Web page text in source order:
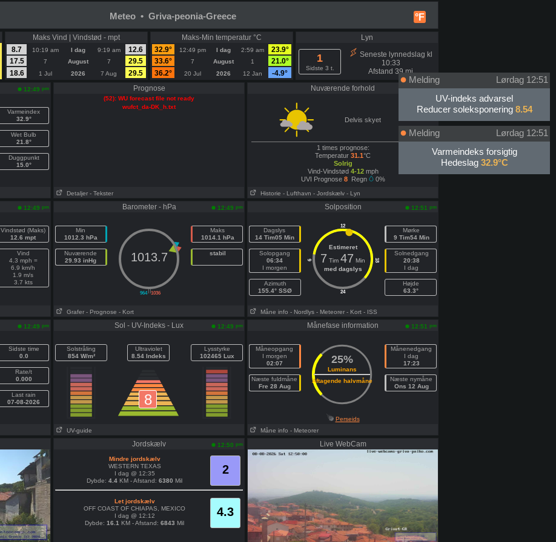
°F
Meteo • Griva-peonia-Greece
Maks Vind | Vindstød - mpt
8.7
10:19 am I dag 9:19 am
12.6
17.5
7 August 7
29.5
18.6
1 Jul 2026 7 Aug 29.5
Maks-Min temperatur °C
32.9°
12:49 pm I dag 2:59 am
23.9°
33.6°
7 August 1
21.0°
36.2°
20 Jul 2026 12 Jan -4.9°
Lyn
1
Sidste 3 t.
Seneste lynnedslag kl
10:33
Afstand 39 mi
12:49 pm
Varmeindex
32.9°
Wet Bulb
21.8°
Duggpunkt
15.0°
Prognose
(52): WU forecast file not ready
wufct_da-DK_h.txt
Detaljer - Tekster
Nuværende forhold 12:20pm
Delvis skyet
1 times prognose:
Temperatur 31.1°C
Solrig
Vind-Vindstød 4-12mph
UVI Prognose 8Regn 0%
Historie - Lufthavn - Jordskælv - Lyn
12:49 pm
Vindstød (Maks)
12.6 mpt
Vind
4.3 mph =
6.9 km/h
1.9 m/s
3.7 kts
Barometer - hPa 12:49 pm
Min
1012.3 hPa
Nuværende
29.93 inHg
||
964 1036
1013.7
Maks
1014.1 hPa
stabil
Grafer - Prognose - Kort
Solposition 12:51 pm
Dagslys
14 Tim05 Min
Solopgang
06:34
I morgen
Azimuth
155.4° SSØ
12
24
6 18
Estimeret
7 Tim 47 Min
med dagslys
Mørke
9 Tim54 Min
Solnedgang
20:38
I dag
Højde
63.3°
Måne info - Nordlys - Meteorer - Kort - ISS
12:49 pm
Sidste time
0.0
Rate/t
0.000
Last rain
07-08-2026
Sol - UV-Indeks - Lux 12:49 pm
Solstråling
854 W/m²
Ultraviolet
8.54 Indeks
8
Lysstyrke
102465 Lux
UV-guide
Månefase information 12:51 pm
Måneopgang
I morgen
02:07
Næste fuldmåne
Fre 28 Aug
25%
Luminans
Aftagende halvmåne
Månenedgang
I dag
17:23
Næste nymåne
Ons 12 Aug
Perseids
Måne info - Meteorer
Jordskælv 12:50 pm
2
Mindre jordskælv
WESTERN TEXAS
I dag @ 12:35
Dybde: 4.4 KM - Afstand: 6380 Mil
4.3
Let jordskælv
OFF COAST OF CHIAPAS, MEXICO
I dag @ 12:12
Dybde: 16.1 KM - Afstand: 6843 Mil
Live WebCam
Melding
Lørdag 12:51
UV-indeks advarsel
Reducer soleksponering 8.54
Melding
Lørdag 12:51
Varmeindeks forsigtig
Hedeslag 32.9°C